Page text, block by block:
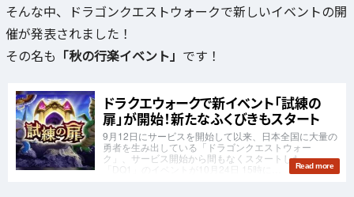
そんな中、ドラゴンクエストウォークで新しいイベントの開
催が発表されました！
その名も 「秋の行楽イベント」 です！